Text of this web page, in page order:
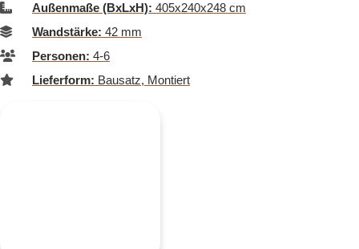
Außenmaße (BxLxH): 405x240x248 cm
Wandstärke: 42 mm
Personen: 4-6
Lieferform: Bausatz, Montiert